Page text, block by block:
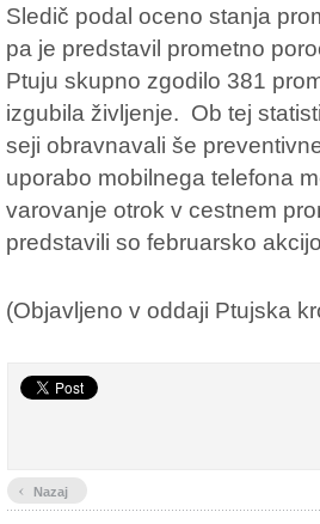
Sledič podal oceno stanja
pa je predstavil prometno
Ptuju skupno zgodilo 381
izgubila življenje. Ob tej
seji obravnavali še
uporabo mobilnega telefona
varovanje otrok v cestnem
predstavili so februarsko
(Objavljeno v oddaji Ptujska
‹ Nazaj